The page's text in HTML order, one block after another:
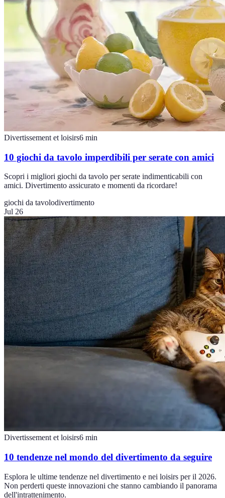
Divertissement et loisirs6 min
10 giochi da tavolo imperdibili per serate con amici
Scopri i migliori giochi da tavolo per serate indimenticabili con
amici. Divertimento assicurato e momenti da ricordare!
giochi da tavolodivertimento
Jul 26
Divertissement et loisirs6 min
10 tendenze nel mondo del divertimento da seguire
Esplora le ultime tendenze nel divertimento e nei loisirs per il 2026.
Non perderti queste innovazioni che stanno cambiando il panorama
dell'intrattenimento.